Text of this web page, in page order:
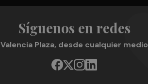
Síguenos en redes
Valencia Plaza, desde cualquier medio